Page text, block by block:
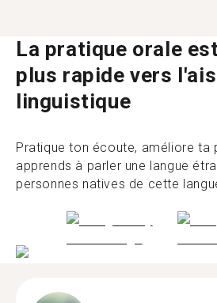
La pratique orale
plus rapide vers
linguistique
Pratique ton écoute, améliore ta
apprends à parler une langue
personnes natives de cette